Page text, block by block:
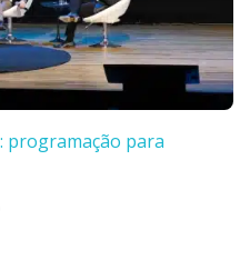
programação para